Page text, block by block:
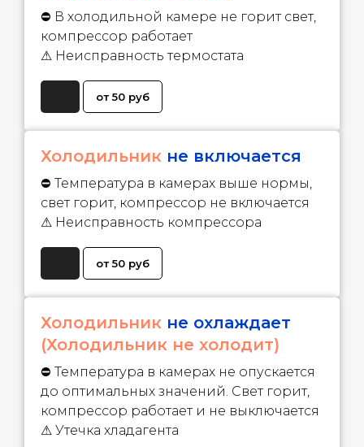
⛔ В холодильной камере не горит свет,
компрессор работает
⚠ Неисправность термостата
от 50 руб
Холодильник не включается
⛔ Температура в камерах выше нормы,
свет горит, компрессор не включается
⚠ Неисправность компрессора
от 50 руб
Холодильник не охлаждает
(Холодильник не холодит)
⛔ Температура в камерах не опускается
до оптимальных значений. Свет горит,
компрессор работает и не выключается
⚠ Утечка хладагента